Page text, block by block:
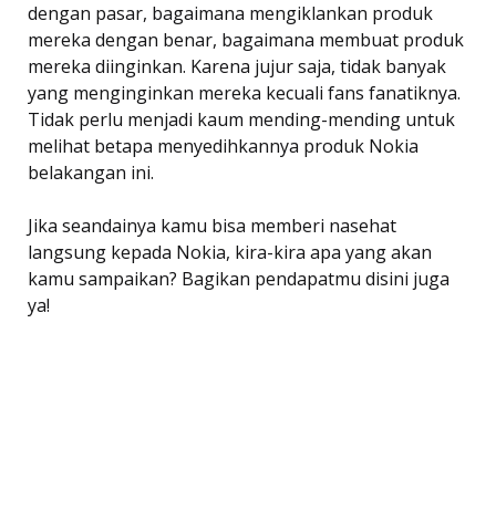
dengan pasar, bagaimana mengiklankan produk
mereka dengan benar, bagaimana membuat produk
mereka diinginkan. Karena jujur saja, tidak banyak
yang menginginkan mereka kecuali fans fanatiknya.
Tidak perlu menjadi kaum mending-mending untuk
melihat betapa menyedihkannya produk Nokia
belakangan ini.
Jika seandainya kamu bisa memberi nasehat
langsung kepada Nokia, kira-kira apa yang akan
kamu sampaikan? Bagikan pendapatmu disini juga
ya!